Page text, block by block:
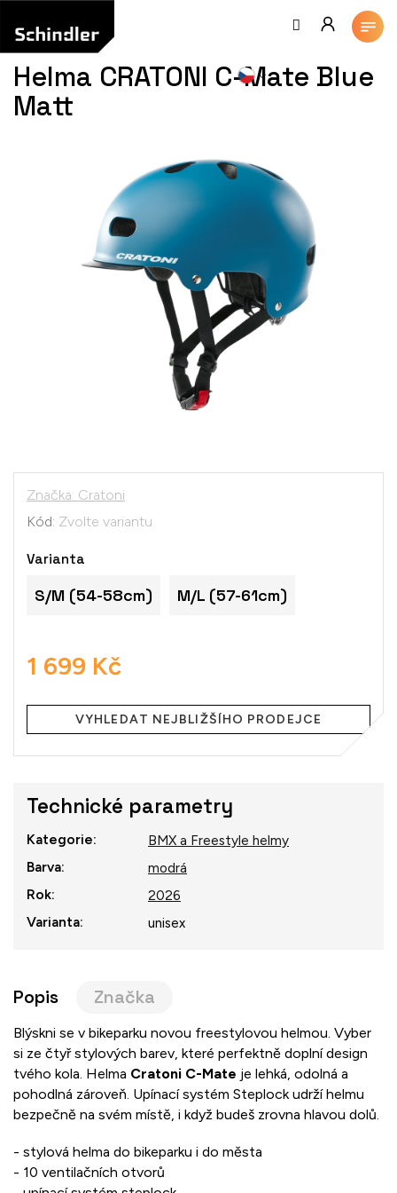
obsah
Helma CRATONI C-Mate Blue
Matt
Značka: Cratoni
Kód: Zvolte variantu
1 699 Kč
cena:
VYHLEDAT NEJBLIŽŠÍHO PRODEJCE
Varianta
S/M (54-58cm) M/L (57-61cm)
Technické parametry
Kategorie:
BMX a Freestyle helmy
Barva:
modrá
Rok:
2026
Varianta: unisex
Popis Značka
Blýskni se v bikeparku novou freestylovou helmou. Vyber
si ze čtyř stylových barev, které perfektně doplní design
tvého kola. Helma Cratoni C-Mate je lehká, odolná a
pohodlná zároveň. Upínací systém Steplock udrží helmu
bezpečně na svém místě, i když budeš zrovna hlavou dolů.
- stylová helma do bikeparku i do města
- 10 ventilačních otvorů